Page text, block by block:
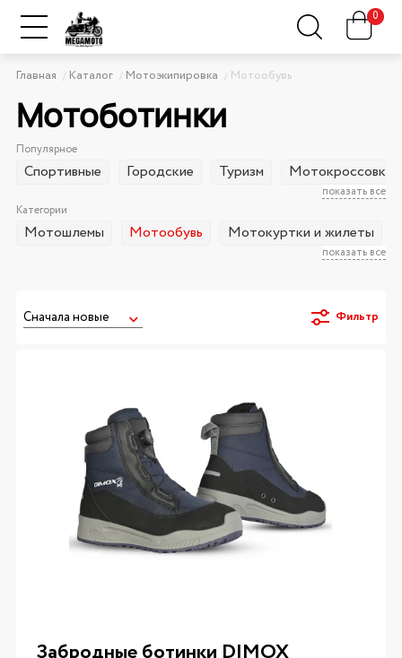
0
Главная Каталог Мотоэкипировка Мотообувь
Мотоботинки
Популярное
показать все
Спортивные Городские Туризм Мотокроссовки
Категории
показать все
Мотошлемы Мотообувь Мотокуртки и жилеты
Фильтр
Забродные ботинки DIMOX